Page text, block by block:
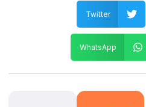
Twitter
WhatsApp